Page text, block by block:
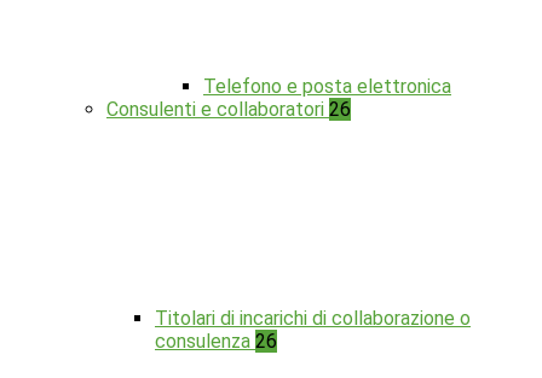
Telefono e posta elettronica
Consulenti e collaboratori 26
Titolari di incarichi di collaborazione o
consulenza 26